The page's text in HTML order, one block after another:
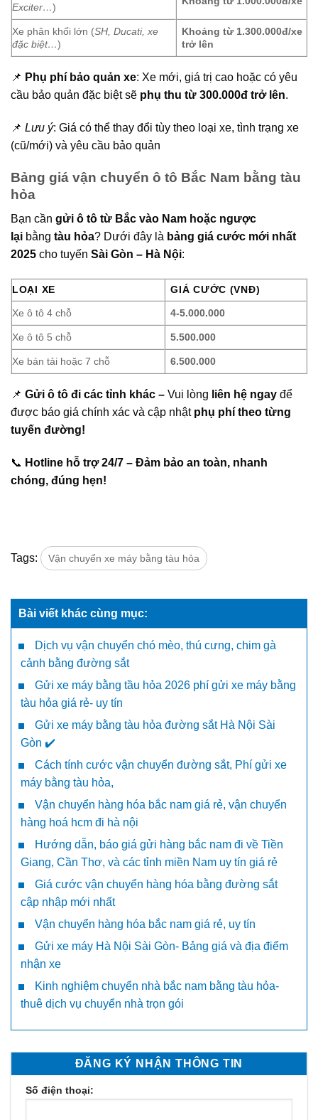
Exciter…)
Xe phân khối lớn (SH, Ducati, xe
đặc biệt…)
Khoảng từ 1.300.000đ/xe
trở lên
📌 Phụ phí bảo quản xe: Xe mới, giá trị cao hoặc có yêu
cầu bảo quản đặc biệt sẽ phụ thu từ 300.000đ trở lên.
📌 Lưu ý: Giá có thể thay đổi tùy theo loại xe, tình trạng xe
(cũ/mới) và yêu cầu bảo quản
Bảng giá vận chuyển ô tô Bắc Nam bằng tàu
hỏa
Bạn cần gửi ô tô từ Bắc vào Nam hoặc ngược
lại bằng tàu hỏa? Dưới đây là bảng giá cước mới nhất
2025 cho tuyến Sài Gòn – Hà Nội:
LOẠI XE GIÁ CƯỚC (VNĐ)
Xe ô tô 4 chỗ 4-5.000.000
Xe ô tô 5 chỗ 5.500.000
Xe bán tải hoặc 7 chỗ 6.500.000
📌 Gửi ô tô đi các tỉnh khác – Vui lòng liên hệ ngay để
được báo giá chính xác và cập nhật phụ phí theo từng
tuyến đường!
📞 Hotline hỗ trợ 24/7 – Đảm bảo an toàn, nhanh
chóng, đúng hẹn!
Tags: Vận chuyển xe máy bằng tàu hỏa
Bài viết khác cùng mục:
Dịch vụ vận chuyển chó mèo, thú cưng, chim gà
cảnh bằng đường sắt
Gửi xe máy bằng tầu hỏa 2026 phí gửi xe máy bằng
tàu hỏa giá rẻ- uy tín
Gửi xe máy bằng tàu hỏa đường sắt Hà Nội Sài
Gòn ✔️
Cách tính cước vận chuyển đường sắt, Phí gửi xe
máy bằng tàu hỏa,
Vận chuyển hàng hóa bắc nam giá rẻ, vận chuyển
hàng hoá hcm đi hà nội
Hướng dẫn, báo giá gửi hàng bắc nam đi về Tiền
Giang, Cần Thơ, và các tỉnh miền Nam uy tín giá rẻ
Giá cước vận chuyển hàng hóa bằng đường sắt
cập nhập mới nhất
Vận chuyển hàng hóa bắc nam giá rẻ, uy tín
Gửi xe máy Hà Nội Sài Gòn- Bảng giá và địa điểm
nhận xe
Kinh nghiệm chuyển nhà bắc nam bằng tàu hỏa-
thuê dịch vụ chuyển nhà trọn gói
ĐĂNG KÝ NHẬN THÔNG TIN
Số điện thoại: